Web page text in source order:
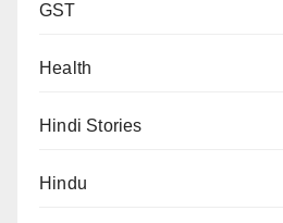
GST
Health
Hindi Stories
Hindu